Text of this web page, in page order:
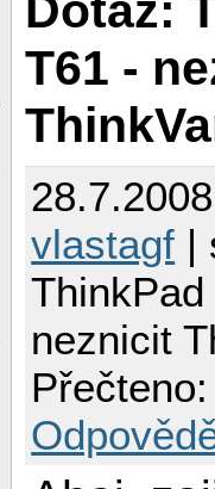
T61 -
vlastagf |
neznicit